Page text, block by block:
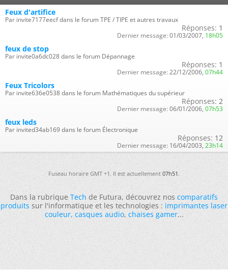
Feux d'artifice
Par invite7177eecf dans le forum TPE / TIPE et autres travaux
Réponses: 1
Dernier message: 01/03/2007, 18h05
feux de stop
Par invite0a6dc028 dans le forum Dépannage
Réponses: 1
Dernier message: 22/12/2006, 07h44
Feux Tricolors
Par invite636e0538 dans le forum Mathématiques du supérieur
Réponses: 2
Dernier message: 06/01/2006, 07h53
feux leds
Par invited34ab169 dans le forum Électronique
Réponses: 12
Dernier message: 16/04/2003, 23h14
Fuseau horaire GMT +1. Il est actuellement07h51.
Dans la rubriqueTechde Futura, découvrez noscomparatifs
produitssur l'informatique et les technologies :imprimantes laser
couleur,casques audio,chaises gamer...